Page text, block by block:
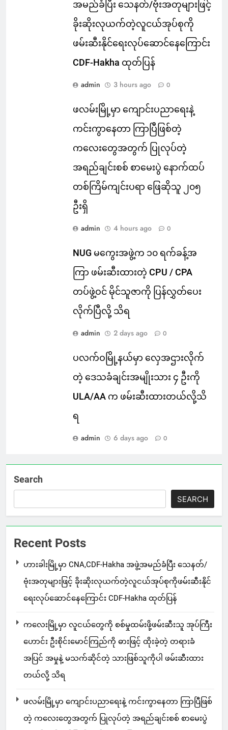
အမည်ခံပြီး သေနတ်/ဗုံးအတုများဖြင့်
ခိုးဆိုးလုယက်တဲ့လူငယ်အုပ်စုကို
ဖမ်းဆီးနိုင်ရေးလုပ်ဆောင်နေကြောင်း
CDF-Hakha ထုတ်ပြန်
admin 3 hours ago 0
ဖလမ်းမြို့မှာ ကျောင်းပညာရေးနဲ့
ကင်းကွာနေတာ ကြာပြီဖြစ်တဲ့
ကလေးတွေအတွက် ပြုလုပ်တဲ့
အရည်ချင်းစစ် စာမေးပွဲ နောက်ထပ်
တစ်ကြိမ်ကျင်းပရာ ဖြေဆိုသူ ၂၀၅
ဦးရှိ
admin 4 hours ago 0
NUG မကွေးအဖွဲ့က ၁၀ ရက်ခန့်အ
ကြာ ဖမ်းဆီးထားတဲ့ CPU / CPA
တပ်ဖွဲ့ဝင် မိုင်သူဇာကို ပြန်လွှတ်ပေး
လိုက်ပြီလို့ သိရ
admin 2 days ago 0
ပလက်ဝမြို့နယ်မှာ လှေအဌားလိုက်
တဲ့ ဒေသခံချင်းအမျိုးသား ၄ ဦးကို
ULA/AA က ဖမ်းဆီးထားတယ်လို့သိ
ရ
admin 6 days ago 0
Search
SEARCH
Recent Posts
ဟားခါးမြို့မှာ CNA,CDF-Hakha အဖွဲ့အမည်ခံပြီး သေနတ်/
ဗုံးအတုများဖြင့် ခိုးဆိုးလုယက်တဲ့လူငယ်အုပ်စုကိုဖမ်းဆီးနိုင်
ရေးလုပ်ဆောင်နေကြောင်း CDF-Hakha ထုတ်ပြန်
ကလေးမြို့မှာ လူငယ်တွေကို စစ်မှုထမ်းဖို့ဖမ်းဆီးသူ အုပ်ကြီး
ဟောင်း ဦးစိုင်းမောင်ကြည်ကို ဓားဖြင့် ထိုးခဲ့တဲ့ တရားခံ
အပြင် အမှုနဲ့ မသက်ဆိုင်တဲ့ သားဖြစ်သူကိုပါ ဖမ်းဆီးထား
တယ်လို့ သိရ
ဖလမ်းမြို့မှာ ကျောင်းပညာရေးနဲ့ ကင်းကွာနေတာ ကြာပြီဖြစ်
တဲ့ ကလေးတွေအတွက် ပြုလုပ်တဲ့ အရည်ချင်းစစ် စာမေးပွဲ